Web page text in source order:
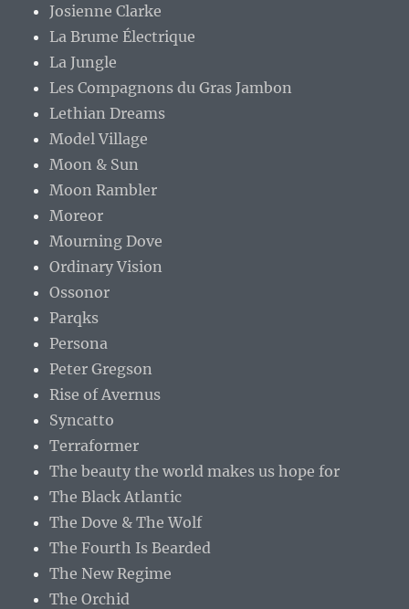
Josienne Clarke
La Brume Électrique
La Jungle
Les Compagnons du Gras Jambon
Lethian Dreams
Model Village
Moon & Sun
Moon Rambler
Moreor
Mourning Dove
Ordinary Vision
Ossonor
Parqks
Persona
Peter Gregson
Rise of Avernus
Syncatto
Terraformer
The beauty the world makes us hope for
The Black Atlantic
The Dove & The Wolf
The Fourth Is Bearded
The New Regime
The Orchid